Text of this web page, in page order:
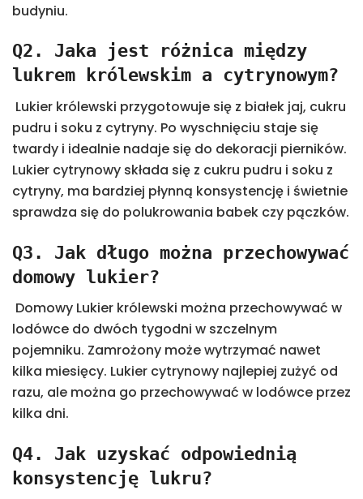
budyniu.
Q2. Jaka jest różnica między
lukrem królewskim a cytrynowym?
Lukier królewski przygotowuje się z białek jaj, cukru
pudru i soku z cytryny. Po wyschnięciu staje się
twardy i idealnie nadaje się do dekoracji pierników.
Lukier cytrynowy składa się z cukru pudru i soku z
cytryny, ma bardziej płynną konsystencję i świetnie
sprawdza się do polukrowania babek czy pączków.
Q3. Jak długo można przechowywać
domowy lukier?
Domowy Lukier królewski można przechowywać w
lodówce do dwóch tygodni w szczelnym
pojemniku. Zamrożony może wytrzymać nawet
kilka miesięcy. Lukier cytrynowy najlepiej zużyć od
razu, ale można go przechowywać w lodówce przez
kilka dni.
Q4. Jak uzyskać odpowiednią
konsystencję lukru?